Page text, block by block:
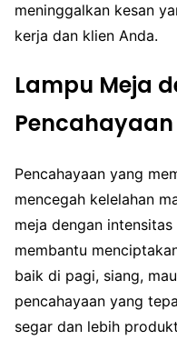
meninggalkan kesan
kerja dan klien Anda.
Lampu Meja
Pencahayaan yang
mencegah kelelahan
meja dengan
membantu
baik di pagi, siang,
pencahayaan yang
segar dan lebih